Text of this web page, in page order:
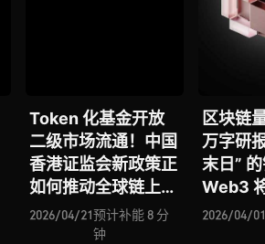
Token 化基金开放
二级市场流通！中国
香港证监会新政策正
如何推动全球链上金
融发展？
2026/04/21预计补能 8 分
钟
区块链
万字研
末日” 的
Web3
在攻击
量子计
2026/04/01